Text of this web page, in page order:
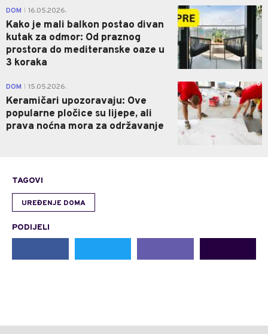
DOM 16.05.2026.
Kako je mali balkon postao divan
kutak za odmor: Od praznog
prostora do mediteranske oaze u
3 koraka
0
DOM 15.05.2026.
Keramičari upozoravaju: Ove
popularne pločice su lijepe, ali
prava noćna mora za održavanje
0
TAGOVI
UREĐENJE DOMA
PODIJELI